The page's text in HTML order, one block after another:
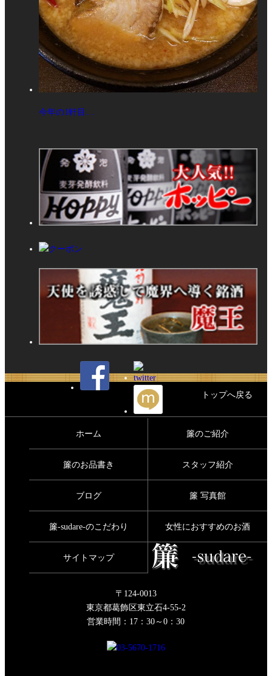
今年の1軒目…
トップへ戻る
ホーム 簾のご紹介
簾のお品書き スタッフ紹介
ブログ 簾 写真館
簾-sudare-のこだわり 女性におすすめのお酒
サイトマップ
〒124-0013
東京都葛飾区東立石4-55-2
営業時間：17：30～0：30